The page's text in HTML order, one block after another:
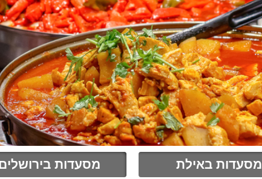
מסעדות באילת מסעדות